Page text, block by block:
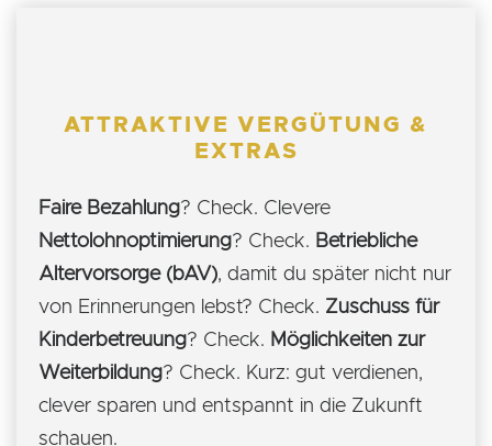
ATTRAKTIVE VERGÜTUNG &
EXTRAS
Faire Bezahlung? Check. Clevere
Nettolohnoptimierung? Check. Betriebliche
Altervorsorge (bAV), damit du später nicht nur
von Erinnerungen lebst? Check. Zuschuss für
Kinderbetreuung? Check. Möglichkeiten zur
Weiterbildung? Check. Kurz: gut verdienen,
clever sparen und entspannt in die Zukunft
schauen.